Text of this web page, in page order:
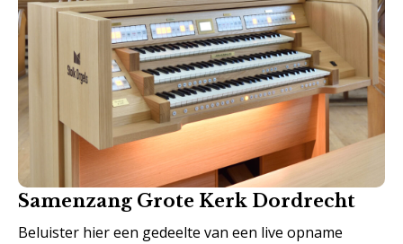
Samenzang Grote Kerk Dordrecht
Beluister hier een gedeelte van een live opname